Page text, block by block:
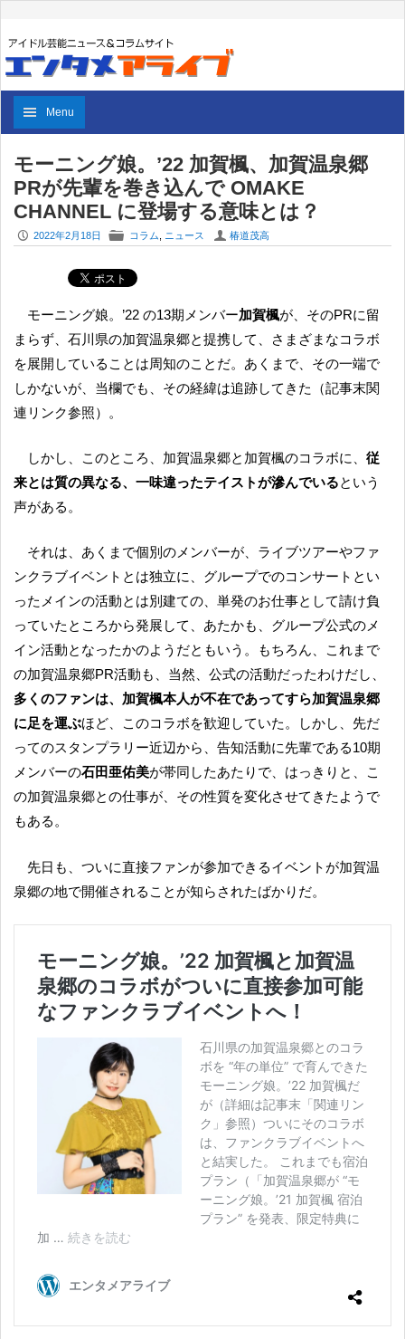
Menu
モーニング娘。’22 加賀楓、加賀温泉郷
PRが先輩を巻き込んで OMAKE
CHANNEL に登場する意味とは？
P 2022年2月18日 F コラム ニュース U 椿道茂高
モーニング娘。’22 の13期メンバー加賀楓が、そのPRに留
まらず、石川県の加賀温泉郷と提携して、さまざまなコラボ
を展開していることは周知のことだ。あくまで、その一端で
しかないが、当欄でも、その経緯は追跡してきた（記事末関
連リンク参照）。
しかし、このところ、加賀温泉郷と加賀楓のコラボに、従
来とは質の異なる、一味違ったテイストが滲んでいるという
声がある。
それは、あくまで個別のメンバーが、ライブツアーやファ
ンクラブイベントとは独立に、グループでのコンサートとい
ったメインの活動とは別建ての、単発のお仕事として請け負
っていたところから発展して、あたかも、グループ公式のメ
イン活動となったかのようだともいう。もちろん、これまで
の加賀温泉郷PR活動も、当然、公式の活動だったわけだし、
多くのファンは、加賀楓本人が不在であってすら加賀温泉郷
に足を運ぶほど、このコラボを歓迎していた。しかし、先だ
ってのスタンプラリー近辺から、告知活動に先輩である10期
メンバーの石田亜佑美が帯同したあたりで、はっきりと、こ
の加賀温泉郷との仕事が、その性質を変化させてきたようで
もある。
先日も、ついに直接ファンが参加できるイベントが加賀温
泉郷の地で開催されることが知らされたばかりだ。